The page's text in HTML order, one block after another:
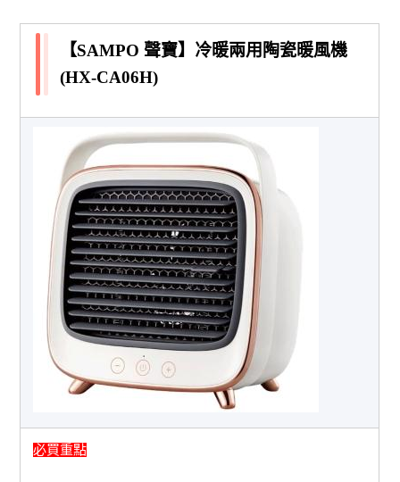
【SAMPO 聲寶】冷暖兩用陶瓷暖風機
(HX-CA06H)
必買重點